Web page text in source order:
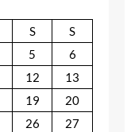
S
S
5
6
12
13
19
20
26
27